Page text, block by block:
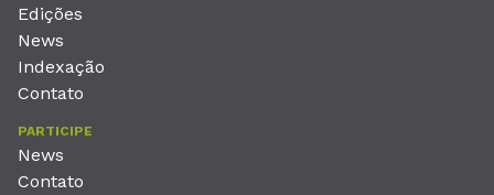
Edições
News
Indexação
Contato
PARTICIPE
News
Contato